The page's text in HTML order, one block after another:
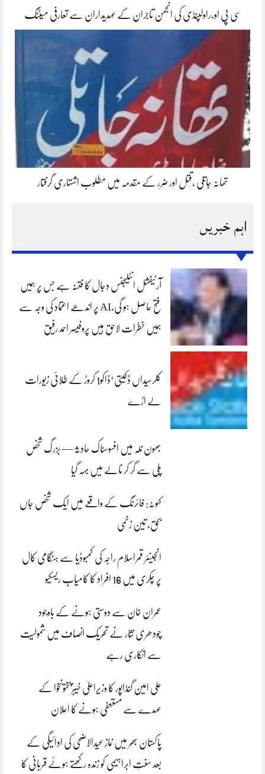
سی پی او،راولپنڈی کی انجمن تاجران کے عہدیداران سے تعارفی میٹنگ
تھانہ جاتلی ،قتل اور ضرر کے مقدمہ میں مطلوب اشتہاری گرفتار
اہم خبریں
آرٹیفشل انٹلیجنس دجال کا فتنہ ہے جس پر ہمیں
فتح حاصل ہو گی،AI پر اندھے اعتماد کی وجہ سے
ہمیں خطرات لاحق ہیں پروفیسر احمد رفیق
کلرسیداں ڈکیتی‘ڈاکو1 کروڑ کے طلائی زیورات
لے اڑے
بھون نلہ میں افسوسناک حادثہ — بزرگ شخص
پلی سے گر کر نالے میں بہہ گیا
کہوٹہ: فائرنگ کے واقعے میں ایک شخص جاں
بحق، تین زخمی
انجینئر قمراسلام راجہ کی کمبوڈیا سے ہنگامی کال
پر چکری میں 16 افراد کا کامیاب ریسکیو
عمران خان سے دوستی ہونے کے باوجود
چودھری نثار نے تحریک انصاف میں شمولیت
سے انکاری رہے
علی امین گنڈاپور کا وزیراعلیٰ خیبرپختونخوا کے
عہدے سے مستعفی ہونے کا اعلان
پاکستان بھر میں نمازِ عیدالاضحی کی ادائیگی کے
بعد سنتِ ابراہیمی کو زندہ رکھتے ہوئے قربانی کا